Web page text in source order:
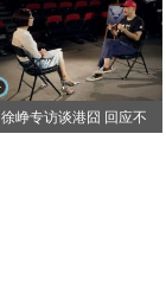
徐峥专访谈港囧 回应不